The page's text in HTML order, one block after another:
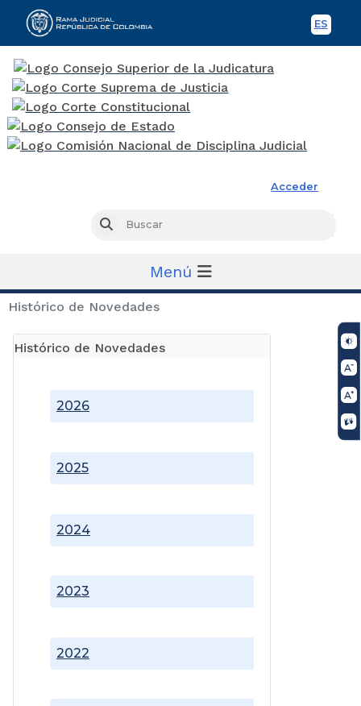
ES
Acceder
Buscar
Menú
Histórico de Novedades
Histórico de Novedades
2022
2023
2024
2025
2026